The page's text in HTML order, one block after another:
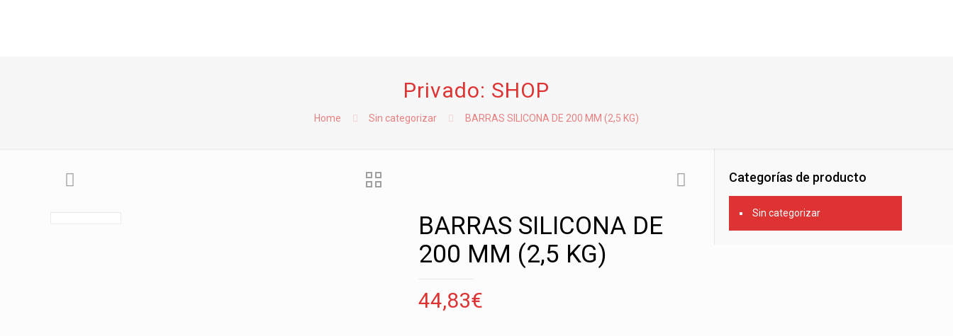
Privado: SHOP
Home Sin categorizar BARRAS SILICONA DE 200 MM (2,5 KG)
BARRAS SILICONA DE
200 MM (2,5 KG)
44,83€
Categorías de producto
Sin categorizar